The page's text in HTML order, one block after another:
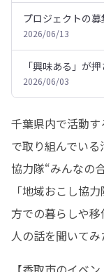
プロジェクトの募
2026/06/13
「興味ある」が
2026/06/03
千葉県内で活動
で取り組んでい
協力隊“みんなの
「地域おこし協
方での暮らしや
人の話を聞いて